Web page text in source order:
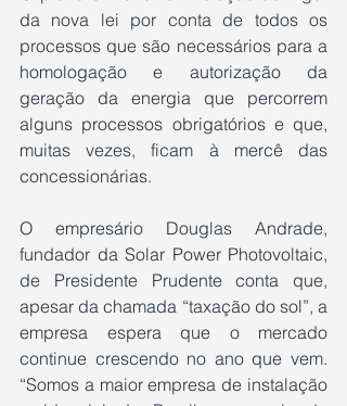
da nova lei por conta de todos os
processos que são necessários para a
homologação e autorização da
geração da energia que percorrem
alguns processos obrigatórios e que,
muitas vezes, ficam à mercê das
concessionárias.
O empresário Douglas Andrade,
fundador da Solar Power Photovoltaic,
de Presidente Prudente conta que,
apesar da chamada “taxação do sol”, a
empresa espera que o mercado
continue crescendo no ano que vem.
“Somos a maior empresa de instalação